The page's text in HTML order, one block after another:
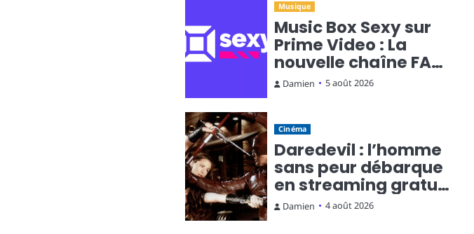
Musique
Music Box Sexy sur
Prime Video : La
nouvelle chaîne FAST
qui fait monter la
Damien 5 août 2026
Cinéma
Daredevil : l’homme
sans peur débarque
en streaming gratuit
sur Rakuten TV
Damien 4 août 2026